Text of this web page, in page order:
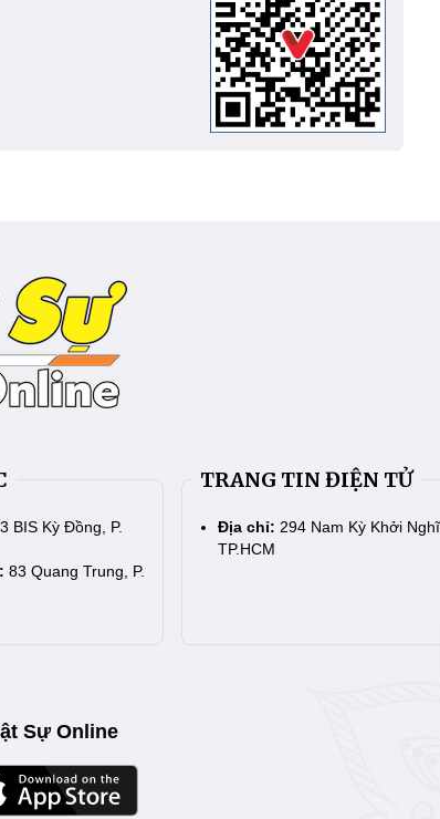
BIS Kỳ Đồng, P.
83 Quang Trung, P.
TRANG TIN ĐIỆN TỬ
Địa chỉ: 294 Nam Kỳ Khởi
TP.HCM
Sự Online